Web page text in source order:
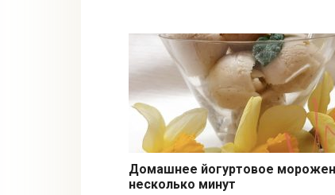
Домашнее йогуртовое
несколько минут